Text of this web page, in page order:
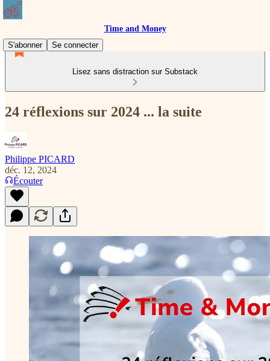
Time and Money
S'abonner
Se connecter
Lisez sans distraction sur Substack
24 réflexions sur 2024 ... la suite
Philippe PICARD
déc. 12, 2024
Écouter